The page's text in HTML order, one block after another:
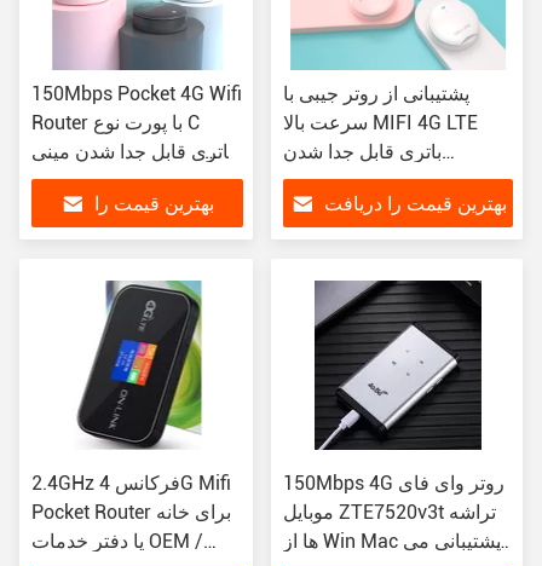
150Mbps Pocket 4G Wifi
Router با پورت نوع C
باتری قابل جدا شدن مینی
UFO MIMO 2 * 2
بهترین قیمت را
پشتیبانی از روتر جیبی با
سرعت بالا MIFI 4G LTE
باتری قابل جدا شدن
2100mAh پایه
بهترین قیمت را دریافت
2.4GHz فرکانس 4G Mifi
Pocket Router برای خانه
یا دفتر خدمات OEM /
150Mbps 4G روتر وای فای
موبایل ZTE7520v3t تراشه
ها از Win Mac پشتیبانی می